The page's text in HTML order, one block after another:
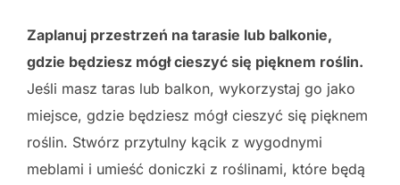
Zaplanuj przestrzeń na tarasie lub balkonie,
gdzie będziesz mógł cieszyć się pięknem roślin.
Jeśli masz taras lub balkon, wykorzystaj go jako
miejsce, gdzie będziesz mógł cieszyć się pięknem
roślin. Stwórz przytulny kącik z wygodnymi
meblami i umieść doniczki z roślinami, które będą